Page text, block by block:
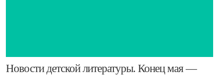
Новости детской литературы. Конец мая —